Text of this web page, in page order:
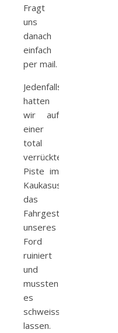
Fragt
uns
danach
einfach
per mail.
Jedenfalls
hatten
wir auf
einer
total
verrückten
Piste im
Kaukasus
das
Fahrgestell
unseres
Ford
ruiniert
und
mussten
es
schweissen
lassen.